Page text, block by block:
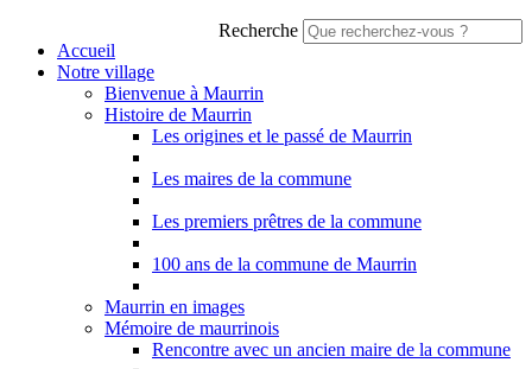
Recherche
Accueil
Notre village
Bienvenue à Maurrin
Histoire de Maurrin
Les origines et le passé de Maurrin
Les maires de la commune
Les premiers prêtres de la commune
100 ans de la commune de Maurrin
Maurrin en images
Mémoire de maurrinois
Rencontre avec un ancien maire de la commune